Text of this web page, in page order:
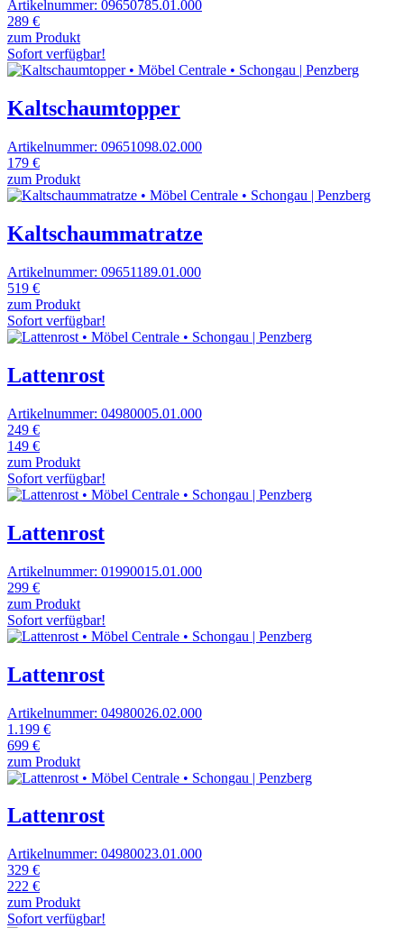
Artikelnummer: 09650785.01.000
289 €
zum Produkt
Sofort verfügbar!
Kaltschaumtopper
Artikelnummer: 09651098.02.000
179 €
zum Produkt
Kaltschaummatratze
Artikelnummer: 09651189.01.000
519 €
zum Produkt
Sofort verfügbar!
Lattenrost
Artikelnummer: 04980005.01.000
249 €
149 €
zum Produkt
Sofort verfügbar!
Lattenrost
Artikelnummer: 01990015.01.000
299 €
zum Produkt
Sofort verfügbar!
Lattenrost
Artikelnummer: 04980026.02.000
1.199 €
699 €
zum Produkt
Lattenrost
Artikelnummer: 04980023.01.000
329 €
222 €
zum Produkt
Sofort verfügbar!